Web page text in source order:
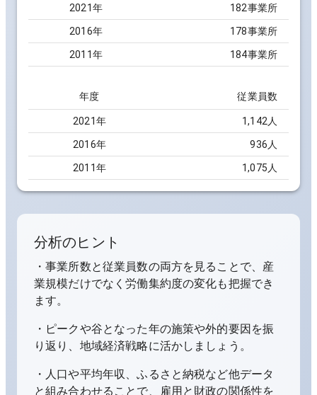
2021年 182事業所
2016年 178事業所
2011年 184事業所
年度 従業員数
2021年 1,142人
2016年 936人
2011年 1,075人
分析のヒント
・事業所数と従業員数の両方を見ることで、産
業規模だけでなく労働集約度の変化も把握でき
ます。
・ピークや谷となった年の施策や外的要因を振
り返り、地域経済戦略に活かしましょう。
・人口や平均年収、ふるさと納税など他データ
と組み合わせることで、雇用と財政の関係性を